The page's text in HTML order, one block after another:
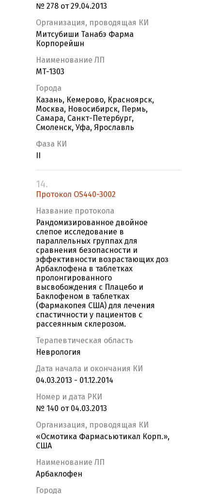
№ 278 от 29.04.2013
Организация, проводящая КИ
Митсубиши Танабэ Фарма
Корпорейшн
Наименование ЛП
MT-1303
Города
Казань, Кемерово, Красноярск,
Москва, Новосибирск, Пермь,
Самара, Санкт-Петербург,
Смоленск, Уфа, Ярославль
Фаза КИ
14.
Протокол OS440-3002
Название протокола
Рандомизированное двойное
слепое исследование в
параллельных группах для
сравнения безопасности и
эффективности возрастающих доз
Арбаклофена в таблетках
пролонгированного
высвобождения с Плацебо и
Баклофеном в таблетках
(Фармакопея США) для лечения
спастичности у пациентов с
рассеянным склерозом.
Терапевтическая область
Неврология
Дата начала и окончания КИ
04.03.2013 - 01.12.2014
Номер и дата РКИ
№ 140 от 04.03.2013
Организация, проводящая КИ
«Осмотика Фармасьютикал Корп.»,
США
Наименование ЛП
Арбаклофен
Города